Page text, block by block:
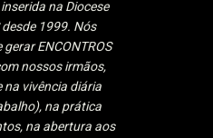
na Diocese
1999. Nós
ENCONTROS
nossos irmãos,
na vivência diária
na prática
na abertura aos